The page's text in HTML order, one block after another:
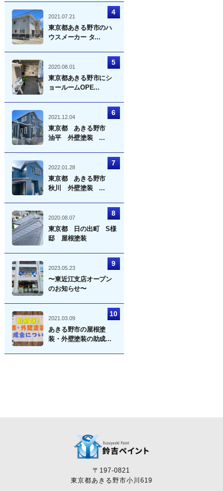
2021.07.21
東京都あきる野市のハ
ウスメーカー タ...
2020.08.01
東京都あきる野市にシ
ョールームOPE...
2021.12.04
東京都 あきる野市
油平 外壁塗装 ...
2022.01.28
東京都 あきる野市
秋川 外壁塗装 ...
2020.08.07
東京都 日の出町 S様
邸 屋根塗装
2023.05.23
〜東近江支店オープン
のお知らせ〜
2021.03.09
あきる野市の屋根塗
装・外壁塗装の助成...
〒197-0821
東京都あきる野市小川619